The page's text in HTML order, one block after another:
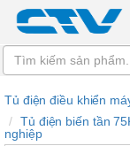
Tủ điện điều khiển
Tủ điện biến tần
nghiệp